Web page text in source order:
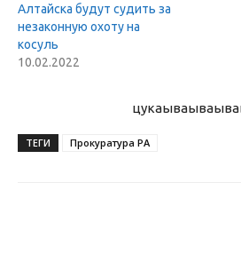
Алтайска будут судить за
незаконную охоту на
косуль
10.02.2022
цукаыва
ТЕГИ Прокуратура РА